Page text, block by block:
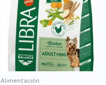
Alimentación